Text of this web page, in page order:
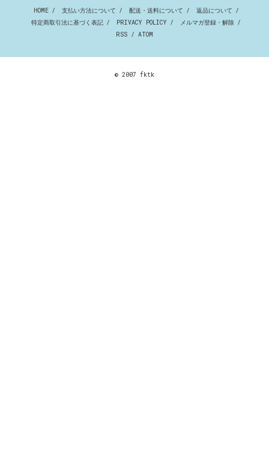
HOME / 支払い方法について / 配送・送料について / 返品について /
特定商取引法に基づく表記 / PRIVACY POLICY / メルマガ登録・解除 /
RSS / ATOM
© 2007 fktk